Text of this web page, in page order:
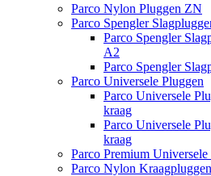
Parco Nylon Pluggen ZN
Parco Spengler
Parco Spengler
A2
Parco Spengler
Parco Universele Pluggen
Parco Universele
kraag
Parco Universele
kraag
Parco Premium Universele
Parco Nylon Kraagpluggen